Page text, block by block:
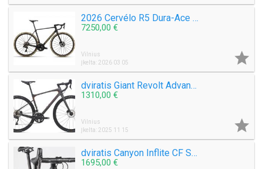
2026 Cervélo R5 Dura-Ace Di2 Road Bike (WAREHOUSEBIKE)
7250,00 €
Vilnius
Įkelta: 2026 03 05

dviratis Giant Revolt Advanced 3
1310,00 €
Vilnius
Įkelta: 2025 11 15

dviratis Canyon Inflite CF SL 7.0
1695,00 €